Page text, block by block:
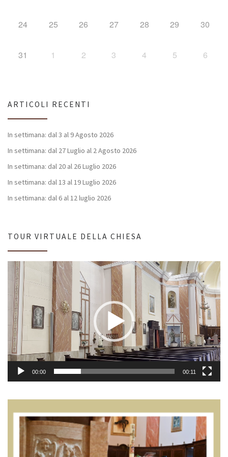
24 25 26 27 28 29 30
31 1 2 3 4 5 6
ARTICOLI RECENTI
In settimana: dal 3 al 9 Agosto 2026
In settimana: dal 27 Luglio al 2 Agosto 2026
In settimana: dal 20 al 26 Luglio 2026
In settimana: dal 13 al 19 Luglio 2026
In settimana: dal 6 al 12 luglio 2026
TOUR VIRTUALE DELLA CHIESA
Video
Player
00:00 00:11